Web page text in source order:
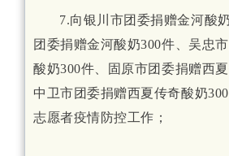
7.向银川市团委捐赠金河酸
团委捐赠金河酸奶300件、吴忠
酸奶300件、固原市团委捐赠西夏
中卫市团委捐赠西夏传奇酸奶
志愿者疫情防控工作；